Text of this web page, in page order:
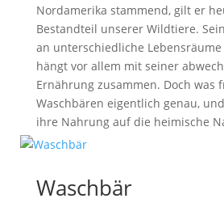
Nordamerika stammend, gilt er
Bestandteil unserer Wildtiere.
an unterschiedliche Lebensräume
hängt vor allem mit seiner
Ernährung zusammen. Doch was
Waschbären eigentlich genau,
ihre Nahrung auf die heimische
Waschbär